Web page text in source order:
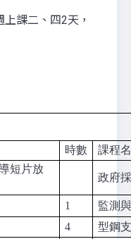
課二、四2天，
時數
課程
短片放
政府
1
監測
4
型鋼